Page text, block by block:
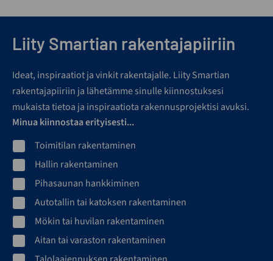
Liity Smartian rakentajapiiriin
Ideat, inspiraatiot ja vinkit rakentajalle. Liity Smartian
rakentajapiiriin ja lähetämme sinulle kiinnostuksesi
mukaista tietoa ja inspiraatiota rakennusprojektisi avuksi.
Minua kiinnostaa erityisesti...
Toimitilan rakentaminen
Hallin rakentaminen
Pihasaunan hankkiminen
Autotallin tai katoksen rakentaminen
Mökin tai huvilan rakentaminen
Aitan tai varaston rakentaminen